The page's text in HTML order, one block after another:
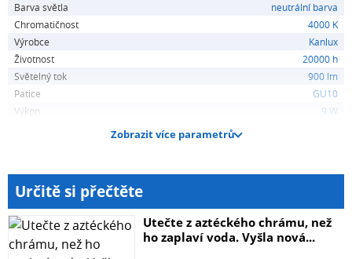
Barva světla
neutrální barva
Chromatičnost
4000 K
Výrobce
Kanlux
Životnost
20000 h
Světelný tok
900 lm
Patice
GU10
Výkon
9 W
Zobrazit více parametrů
Určitě si přečtěte
Utečte z aztéckého chrámu, než
ho zaplaví voda. Vyšla nová...